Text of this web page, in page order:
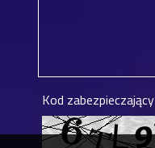
Kod zabezpieczający